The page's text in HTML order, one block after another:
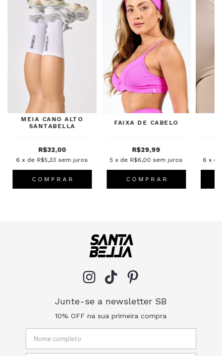
MEIA CANO ALTO
SANTABELLA
R$32,00
6 x de R$5,33 sem juros
C O M P R A R
FAIXA DE CABELO
R$29,99
5 x de R$6,00 sem juros
C O M P R A R
6 x
Junte-se a newsletter SB
10% OFF na sua primeira compra